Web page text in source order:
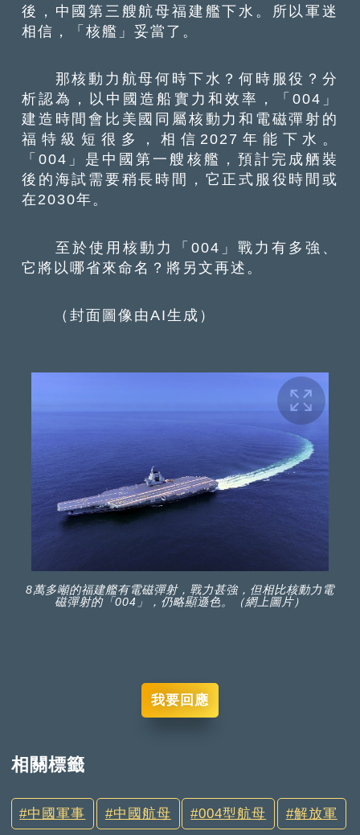
後，中國第三艘航母福建艦下水。所以軍迷
相信，「核艦」妥當了。
那核動力航母何時下水？何時服役？分
析認為，以中國造船實力和效率，「004」
建造時間會比美國同屬核動力和電磁彈射的
福特級短很多，相信2027年能下水。
「004」是中國第一艘核艦，預計完成舾裝
後的海試需要稍長時間，它正式服役時間或
在2030年。
至於使用核動力「004」戰力有多強、
它將以哪省來命名？將另文再述。
（封面圖像由AI生成）
8萬多噸的福建艦有電磁彈射，戰力甚強，但相比核動力電
磁彈射的「004」，仍略顯遜色。（網上圖片）
我要回應
相關標籤
中國軍事 中國航母 004型航母 解放軍